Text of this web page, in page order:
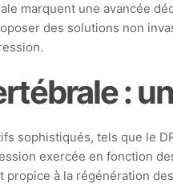
marquent une avancée
des solutions non
:
sophistiqués, tels que le
exercée en fonction
à la régénération